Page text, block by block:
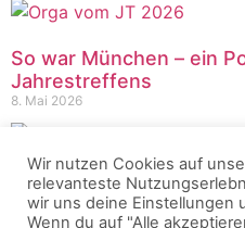
So war München – ein
Jahrestreffens
8. Mai 2026
Aktivensalon 2026 in
25. Juni 2026
Wir nutzen Cookies auf
relevanteste
wir uns deine Einstellungen
Wenn du auf "Alle